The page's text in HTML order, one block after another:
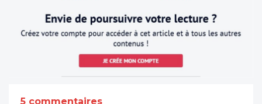
5 commentaires